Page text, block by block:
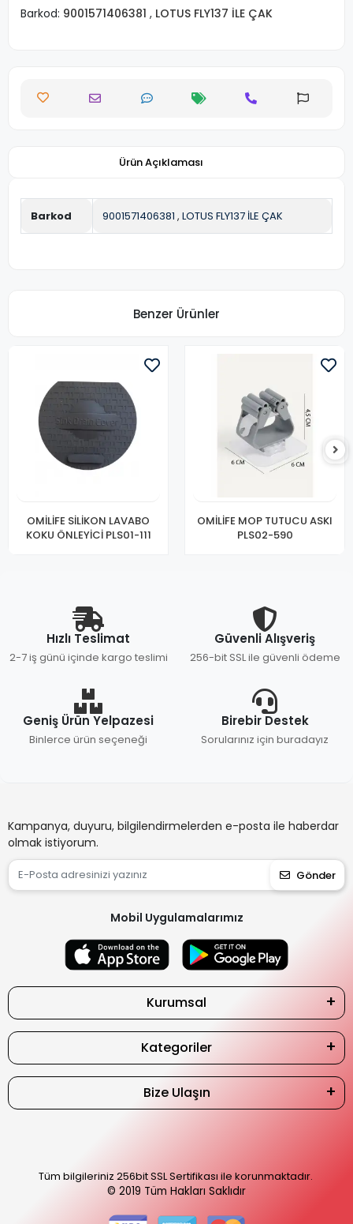
Barkod: 9001571406381 , LOTUS FLY137 İLE ÇAK
Ürün Açıklaması
Barkod 9001571406381 , LOTUS FLY137 İLE ÇAK
Benzer Ürünler
OMİLİFE SİLİKON LAVABO
KOKU ÖNLEYİCİ PLS01-111
OMİLİFE MOP TUTUCU ASKI
PLS02-590
Hızlı Teslimat
2-7 iş günü içinde kargo teslimi
Güvenli Alışveriş
256-bit SSL ile güvenli ödeme
Geniş Ürün Yelpazesi
Binlerce ürün seçeneği
Birebir Destek
Sorularınız için buradayız
Kampanya, duyuru, bilgilendirmelerden e-posta ile haberdar
olmak istiyorum.
Gönder
Mobil Uygulamalarımız
Kurumsal
Kategoriler
Bize Ulaşın
Tüm bilgileriniz 256bit SSL Sertifikası ile korunmaktadır.
© 2019 Tüm Hakları Saklıdır